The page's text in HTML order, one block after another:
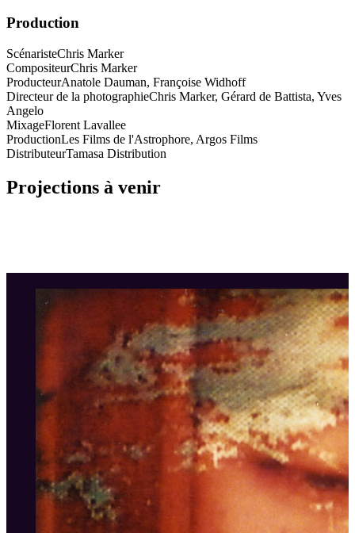
Production
ScénaristeChris Marker
CompositeurChris Marker
ProducteurAnatole Dauman, Françoise Widhoff
Directeur de la photographieChris Marker, Gérard de Battista, Yves
Angelo
MixageFlorent Lavallee
ProductionLes Films de l'Astrophore, Argos Films
DistributeurTamasa Distribution
Projections à venir